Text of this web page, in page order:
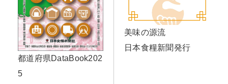
都道府県DataBook202
5
美味の源流
日本食糧新聞発行